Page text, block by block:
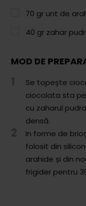
Patiserie
Aluaturi Dulci
Pizza
Rețete cu Carne
Rețete Vegetariene
Salate
Sandwichuri și
Supe și Ciorbe
70 gr unt de
40 gr zahar
MOD DE
Se topește
ciocolata sta
cu zaharul
densă.
In forme de
folosit din
arahide și din
frigider pentru